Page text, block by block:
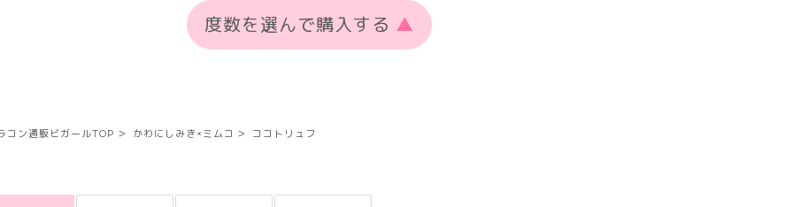
度数を選んで購入する ▲
コン通販ビガールTOP かわにしみき×ミムコ ココトリュフ